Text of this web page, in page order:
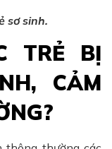
sơ sinh.
TRẺ BỊ
CẢM